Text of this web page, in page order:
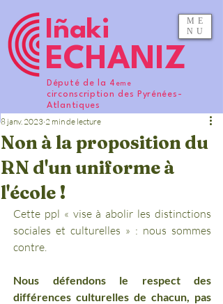
ME
NU
ECHANIZ
Iñaki
Député de la 4 eme
circonscription des Pyrénées-
Atlantiques
Non à la proposition du
RN d'un uniforme à
l'école !
8 janv. 2023 2 min de lecture
Cette ppl « vise à abolir les distinctions
sociales et culturelles » : nous sommes
contre.
Nous défendons le respect des
différences culturelles de chacun, pas